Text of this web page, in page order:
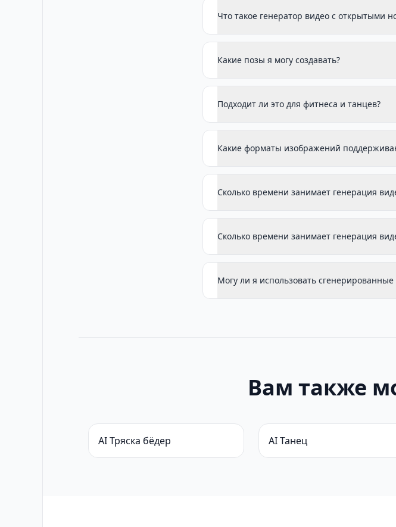
Что такое генератор видео с открытыми
Какие позы я могу создавать?
Подходит ли это для фитнеса и танцев?
Какие форматы изображений
Сколько времени занимает генерация
Сколько времени занимает генерация
Могу ли я использовать
Вам также
AI Тряска бёдер AI Танец